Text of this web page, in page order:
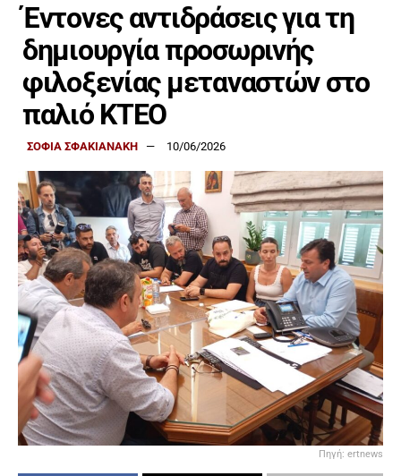
Έντονες αντιδράσεις για τη
δημιουργία προσωρινής
φιλοξενίας μεταναστών στο
παλιό ΚΤΕΟ
ΣΟΦΙΑ ΣΦΑΚΙΑΝΑΚΗ 10/06/2026
Πηγή: ertnews